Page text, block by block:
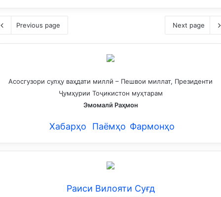
Previous page Next page
Асосгузори сулҳу ваҳдати миллӣ – Пешвои миллат, Президенти
Ҷумҳурии Тоҷикистон муҳтарам
Эмомалӣ Раҳмон
Хабарҳо Паёмҳо Фармонҳо
Раиси Вилояти Суғд